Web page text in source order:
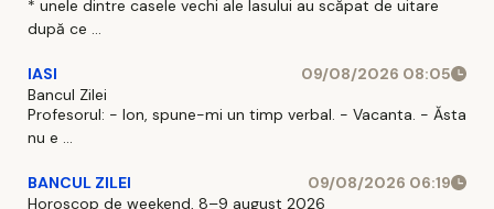
* unele dintre casele vechi ale Iasului au scăpat de uitare
după ce ...
IASI
09/08/2026 08:05
Bancul Zilei
Profesorul: - Ion, spune-mi un timp verbal. - Vacanta. - Ăsta
nu e ...
BANCUL ZILEI
09/08/2026 06:19
Horoscop de weekend, 8–9 august 2026